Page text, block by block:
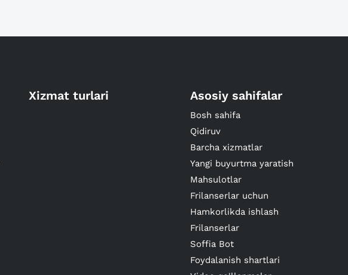
Xizmat turlari Asosiy sahifalar
Bosh sahifa
Qidiruv
Barcha xizmatlar
Yangi buyurtma yaratish
Mahsulotlar
Frilanserlar uchun
Hamkorlikda ishlash
Frilanserlar
Soffia Bot
Foydalanish shartlari